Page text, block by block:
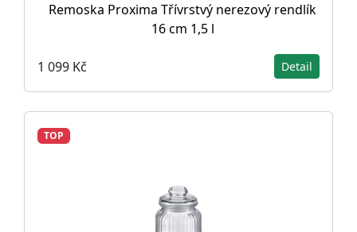
Remoska Proxima Třívrstvý nerezový rendlík
16 cm 1,5 l
1 099 Kč Detail
TOP